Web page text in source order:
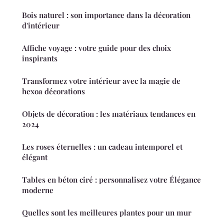
Bois naturel : son importance dans la décoration
d'intérieur
Affiche voyage : votre guide pour des choix
inspirants
Transformez votre intérieur avec la magie de
hexoa décorations
Objets de décoration : les matériaux tendances en
2024
Les roses éternelles : un cadeau intemporel et
élégant
Tables en béton ciré : personnalisez votre Élégance
moderne
Quelles sont les meilleures plantes pour un mur